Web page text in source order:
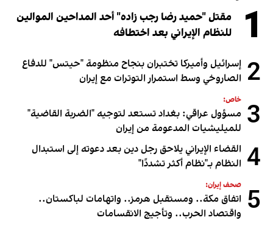
1
مقتل "حميد رضا رجب زاده" أحد المداحين الموالين
للنظام الإيراني بعد اختطافه
2 إسرائيل وأميركا تختبران بنجاح منظومة "حيتس" للدفاع
الصاروخي وسط استمرار التوترات مع إيران
3 خاص:
مسؤول عراقي: بغداد تستعد لتوجيه "الضربة القاضية"
للميليشيات المدعومة من إيران
4 القضاء الإيراني يلاحق رجل دين بعد دعوته إلى استبدال
النظام بـ"نظام أكثر تشددًا"
5 صحف إيران:
اتفاق مكة.. ومستقبل هرمز.. واتهامات لباكستان..
واقتصاد الحرب.. وتأجيج الانقسامات